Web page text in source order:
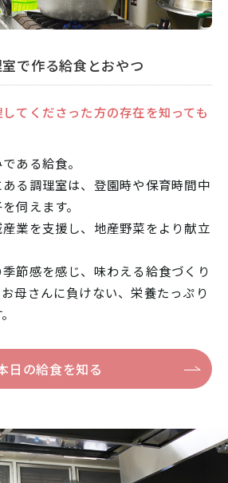
で作る給食とおやつ
てくださった方の存在を知っても
ある給食。
る調理室は、登園時や保育時間中
伺えます。
業を支援し、地産野菜をより献立
節感を感じ、味わえる給食づくり
母さんに負けない、栄養たっぷり
日の給食を知る